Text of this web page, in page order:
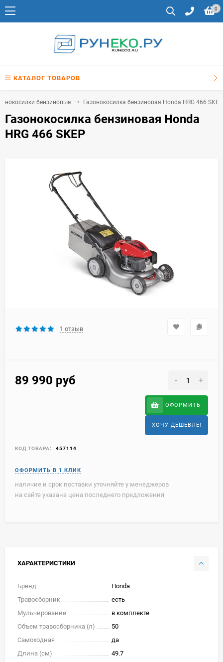
0
КАТАЛОГ ТОВАРОВ
бензиновые Газонокосилка бензиновая Honda HRG 466 SKEP
Газонокосилка бензиновая Honda
HRG 466 SKEP
1 отзыв
89 990 руб - +
ОФОРМИТЬ
ХОЧУ ДЕШЕВЛЕ!
КОД ТОВАРА: 457114
наличие и срок поставки уточняйте у менеджеров
на сайте указана цена последнего предложения
ХАРАКТЕРИСТИКИ
Бренд
Honda
Травосборник
есть
Мульчирование
в комплекте
Объем травосборника (л)
50
Самоходная
да
Длина (см)
49.7